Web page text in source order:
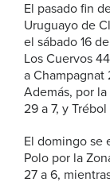
El pasado fin
Uruguayo de
el sábado 16
Los Cuervos
a Champagnat
Además, por
29 a 7, y
El domingo se
Polo por la
27 a 6,